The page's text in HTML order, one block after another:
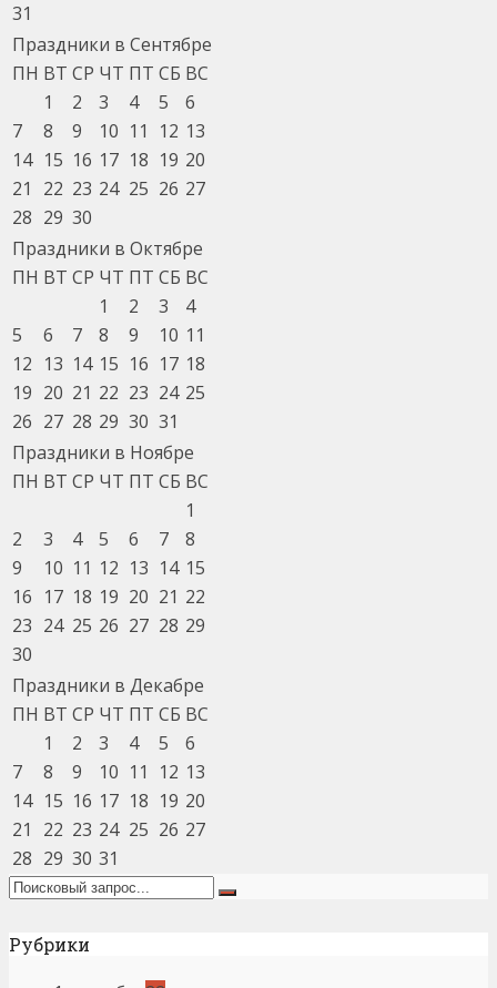
31
Праздники в Сентябре
ПН ВТ СР ЧТ ПТ СБ ВС
1
2 3 4 5
6
7
8 9 10 11 12 13
14 15 16 17 18 19 20
21
22 23 24 25 26 27
28 29 30
Праздники в Октябре
ПН ВТ СР ЧТ ПТ СБ ВС
1
2 3
4
5
6 7 8 9 10 11
12 13 14 15 16 17 18
19 20 21 22 23 24 25
26 27 28 29 30 31
Праздники в Ноябре
ПН ВТ СР ЧТ ПТ СБ ВС
1
2
3 4 5 6 7
8
9
10 11 12 13 14 15
16 17 18 19 20 21 22
23 24 25 26 27 28 29
30
Праздники в Декабре
ПН ВТ СР ЧТ ПТ СБ ВС
1
2 3 4 5
6
7
8 9 10 11 12 13
14 15 16 17 18 19 20
21
22 23 24 25 26 27
28 29 30 31
Рубрики